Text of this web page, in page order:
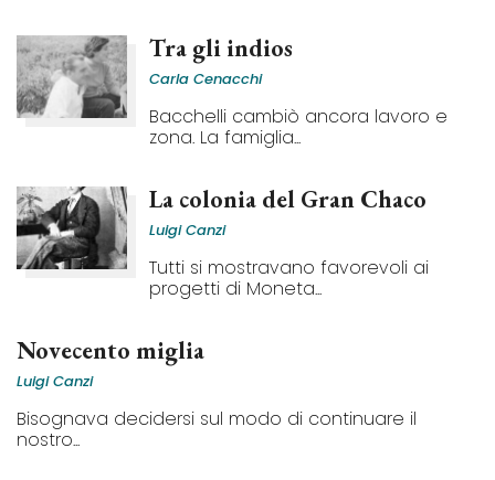
Tra gli indios
Carla Cenacchi
Bacchelli cambiò ancora lavoro e
zona. La famiglia...
La colonia del Gran Chaco
Luigi Canzi
Tutti si mostravano favorevoli ai
progetti di Moneta...
Novecento miglia
Luigi Canzi
Bisognava decidersi sul modo di continuare il
nostro...